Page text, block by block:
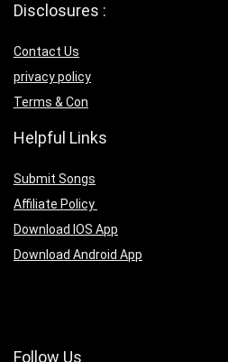
Disclosures :
Contact Us
privacy policy
Terms & Con
Helpful Links
Submit Songs
Affiliate Policy
Download IOS App
Download Android App
Follow Us